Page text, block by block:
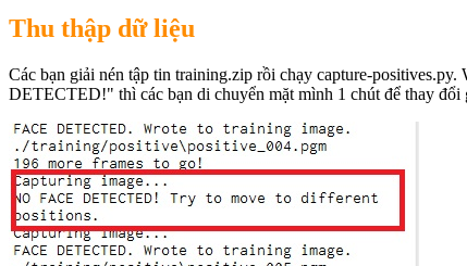
Thu thập dữ liệu
Các bạn giải nén tập tin training.zip rồi chạy capture-
DETECTED!" thì các bạn di chuyển mặt mình 1 chút để thay đổi